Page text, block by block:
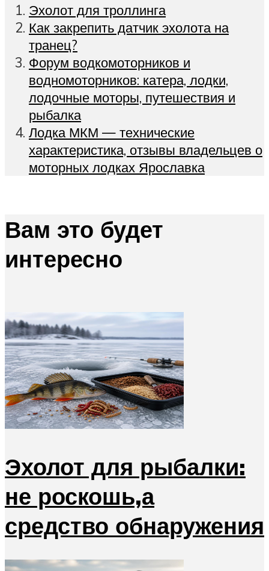
Эхолот для троллинга
Как закрепить датчик эхолота на
транец?
Форум водкомоторников и
водномоторников: катера, лодки,
лодочные моторы, путешествия и
рыбалка
Лодка МКМ — технические
характеристика, отзывы владельцев о
моторных лодках Ярославка
Вам это будет
интересно
Эхолот для рыбалки:
не роскошь,а
средство обнаружения